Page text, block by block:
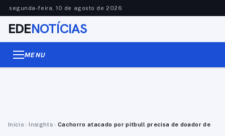
segunda-feira, 10 de agosto de 2026
EDENOTÍCIAS
MENU
Início › Insights › Cachorro atacado por pitbull precisa de doador de